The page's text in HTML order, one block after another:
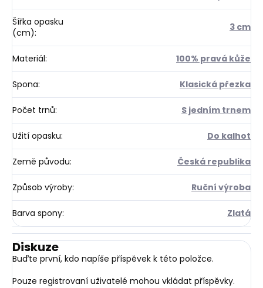
Šířka opasku
(cm): 3 cm
Materiál: 100% pravá kůže
Spona: Klasická přezka
Počet trnů: S jedním trnem
Užití opasku: Do kalhot
Země původu: Česká republika
Způsob výroby: Ruční výroba
Barva spony: Zlatá
Diskuze
Buďte první, kdo napíše příspěvek k této položce.
Pouze registrovaní uživatelé mohou vkládat příspěvky.